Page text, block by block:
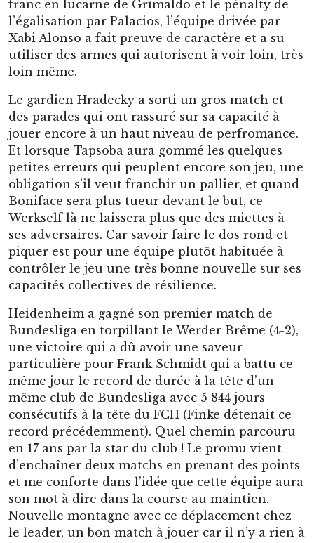
franc en lucarne de Grimaldo et le pénalty de
l’égalisation par Palacios, l’équipe drivée par
Xabi Alonso a fait preuve de caractère et a su
utiliser des armes qui autorisent à voir loin, très
loin même.
Le gardien Hradecky a sorti un gros match et
des parades qui ont rassuré sur sa capacité à
jouer encore à un haut niveau de perfromance.
Et lorsque Tapsoba aura gommé les quelques
petites erreurs qui peuplent encore son jeu, une
obligation s’il veut franchir un pallier, et quand
Boniface sera plus tueur devant le but, ce
Werkself là ne laissera plus que des miettes à
ses adversaires. Car savoir faire le dos rond et
piquer est pour une équipe plutôt habituée à
contrôler le jeu une très bonne nouvelle sur ses
capacités collectives de résilience.
Heidenheim a gagné son premier match de
Bundesliga en torpillant le Werder Brême (4-2),
une victoire qui a dû avoir une saveur
particulière pour Frank Schmidt qui a battu ce
même jour le record de durée à la tête d’un
même club de Bundesliga avec 5 844 jours
consécutifs à la tête du FCH (Finke détenait ce
record précédemment). Quel chemin parcouru
en 17 ans par la star du club ! Le promu vient
d’enchaîner deux matchs en prenant des points
et me conforte dans l’idée que cette équipe aura
son mot à dire dans la course au maintien.
Nouvelle montagne avec ce déplacement chez
le leader, un bon match à jouer car il n’y a rien à